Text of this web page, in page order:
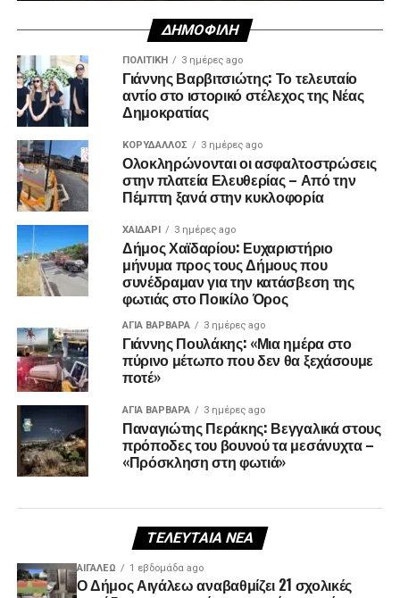
ΔΗΜΟΦΙΛΉ
ΠΟΛΙΤΙΚΉ 3 ημέρες ago
Γιάννης Βαρβιτσιώτης: Το τελευταίο
αντίο στο ιστορικό στέλεχος της Νέας
Δημοκρατίας
ΚΟΡΥΔΑΛΛΟΣ 3 ημέρες ago
Ολοκληρώνονται οι ασφαλτοστρώσεις
στην πλατεία Ελευθερίας – Από την
Πέμπτη ξανά στην κυκλοφορία
ΧΑΪΔΑΡΙ 3 ημέρες ago
Δήμος Χαϊδαρίου: Ευχαριστήριο
μήνυμα προς τους Δήμους που
συνέδραμαν για την κατάσβεση της
φωτιάς στο Ποικίλο Όρος
ΑΓΙΑ ΒΑΡΒΑΡΑ 3 ημέρες ago
Γιάννης Πουλάκης: «Μια ημέρα στο
πύρινο μέτωπο που δεν θα ξεχάσουμε
ποτέ»
ΑΓΙΑ ΒΑΡΒΑΡΑ 3 ημέρες ago
Παναγιώτης Περάκης: Βεγγαλικά στους
πρόποδες του βουνού τα μεσάνυχτα –
«Πρόσκληση στη φωτιά»
ΤΕΛΕΥΤΑΊΑ ΝΈΑ
ΑΙΓΑΛΕΩ 1 εβδομάδα ago
Ο Δήμος Αιγάλεω αναβαθμίζει 21 σχολικές